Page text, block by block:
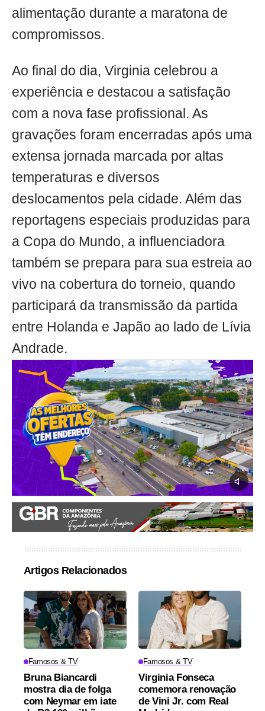
alimentação durante a maratona de
compromissos.
Ao final do dia, Virginia celebrou a
experiência e destacou a satisfação
com a nova fase profissional. As
gravações foram encerradas após uma
extensa jornada marcada por altas
temperaturas e diversos
deslocamentos pela cidade. Além das
reportagens especiais produzidas para
a Copa do Mundo, a influenciadora
também se prepara para sua estreia ao
vivo na cobertura do torneio, quando
participará da transmissão da partida
entre Holanda e Japão ao lado de Lívia
Andrade.
Artigos Relacionados
Famosos & TV
Bruna Biancardi
mostra dia de folga
com Neymar em iate
Famosos & TV
Virginia Fonseca
comemora renovação
de Vini Jr. com Real